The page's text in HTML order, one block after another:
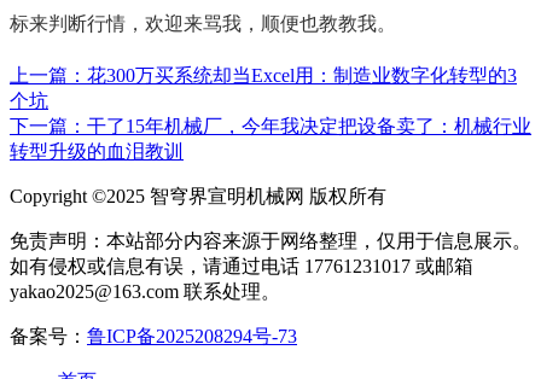
标来判断行情，欢迎来骂我，顺便也教教我。
上一篇：花300万买系统却当Excel用：制造业数字化转型的3
个坑
下一篇：干了15年机械厂，今年我决定把设备卖了：机械行业
转型升级的血泪教训
Copyright ©2025 智穹界宣明机械网 版权所有
免责声明：本站部分内容来源于网络整理，仅用于信息展示。
如有侵权或信息有误，请通过电话 17761231017 或邮箱
yakao2025@163.com 联系处理。
备案号： 鲁ICP备2025208294号-73